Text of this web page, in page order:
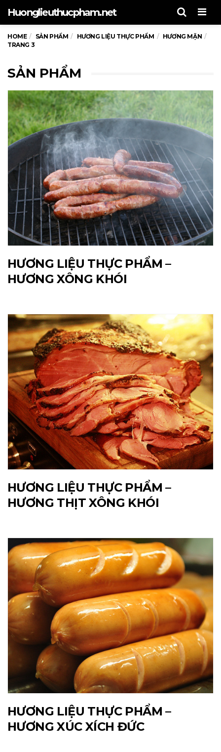
Huonglieuthucpham.net
HOME SẢN PHẨM HƯƠNG LIỆU THỰC PHẨM
HƯƠNG MẶN
TRANG 3
SẢN PHẨM
HƯƠNG LIỆU THỰC PHẨM –
HƯƠNG XÔNG KHÓI
HƯƠNG LIỆU THỰC PHẨM –
HƯƠNG THỊT XÔNG KHÓI
HƯƠNG LIỆU THỰC PHẨM –
HƯƠNG XÚC XÍCH ĐỨC